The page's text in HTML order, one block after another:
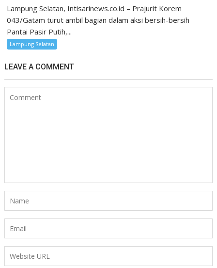
Lampung Selatan, Intisarinews.co.id – Prajurit Korem
043/Gatam turut ambil bagian dalam aksi bersih-bersih
Pantai Pasir Putih,...
Lampung Selatan
LEAVE A COMMENT